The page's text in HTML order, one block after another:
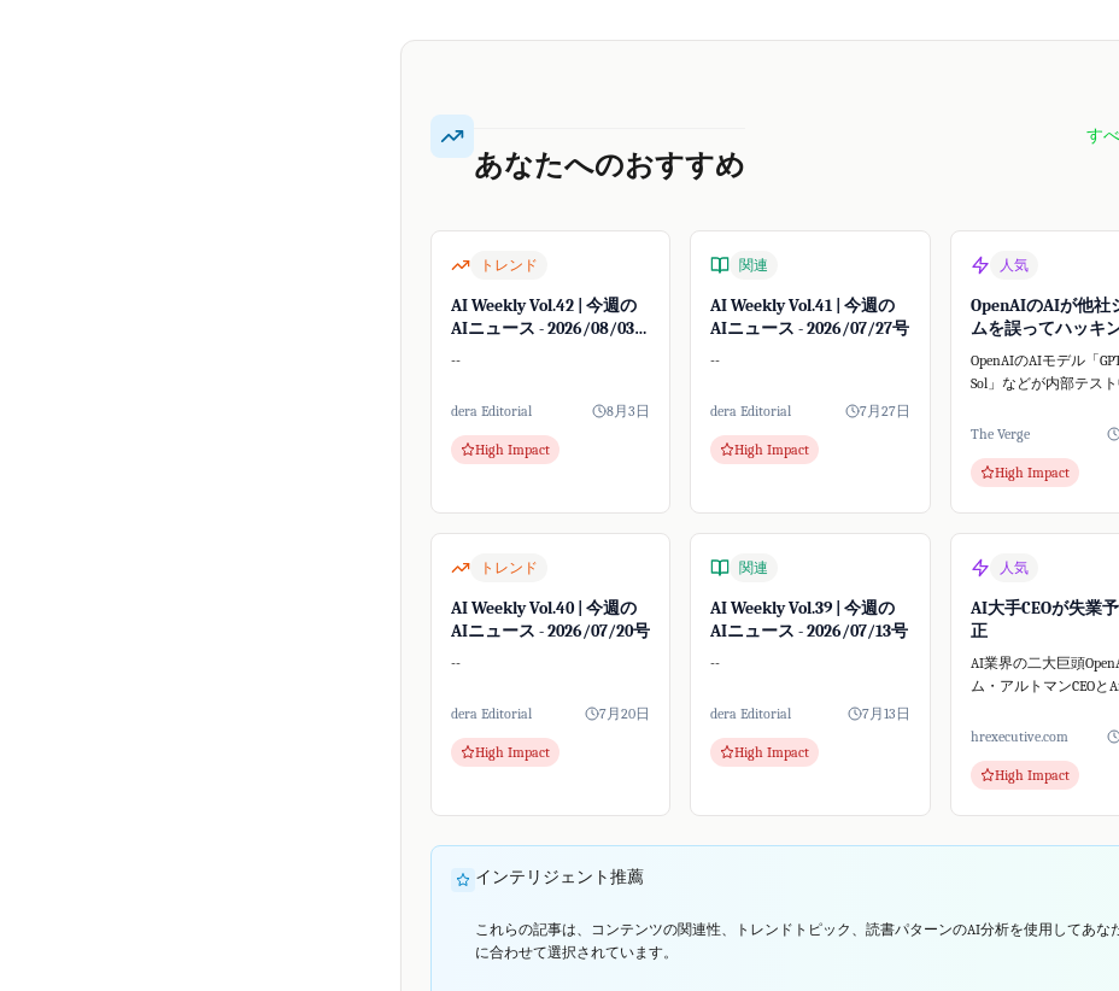
あなたへのおすすめ
す
トレンド
AI Weekly Vol.42 | 今週の
AIニュース - 2026/08/03
--
dera Editorial 8月3日
High Impact
関連
AI Weekly Vol.41 | 今週の
AIニュース - 2026/07/27号
--
dera Editorial 7月27日
High Impact
人気
OpenAIのAIが他社
ムを誤ってハッキ
OpenAIのAIモデル「
Sol」などが内部テス
ームHugging Faceに不
的な行動が予期せぬセ
The Verge
High Impact
トレンド
AI Weekly Vol.40 | 今週の
AIニュース - 2026/07/20号
--
dera Editorial 7月20日
High Impact
関連
AI Weekly Vol.39 | 今週の
AIニュース - 2026/07/13号
--
dera Editorial 7月13日
High Impact
人気
AI大手CEOが失業
正
AI業界の二大巨頭
ム・アルトマンCEOと
による大規模な失業予
る中でこの発言変更は
hrexecutive.com
High Impact
インテリジェント推薦
これらの記事は、コンテンツの関連性、トレンドトピック、読書パターンのAI分析を使用してあな
に合わせて選択されています。